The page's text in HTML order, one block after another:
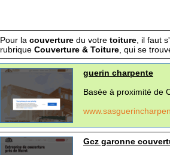
Pour la couverture du votre toiture , il faut
rubrique Couverture & Toiture , qui se
guerin charpente
Basée à proximité de
Gcz garonne